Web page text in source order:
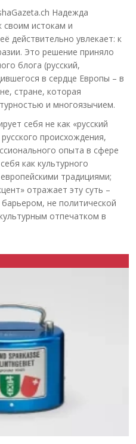
Надежда
своим истокам и
действительно увлекает: к
Это решение приняло
блога (русский,
в сердце Европы – в
стране, которая
и многоязычием.
себя не как «русский
происхождения,
опыта в сфере
как культурного
традициями;
отражает эту суть –
не политической
отпечатком в